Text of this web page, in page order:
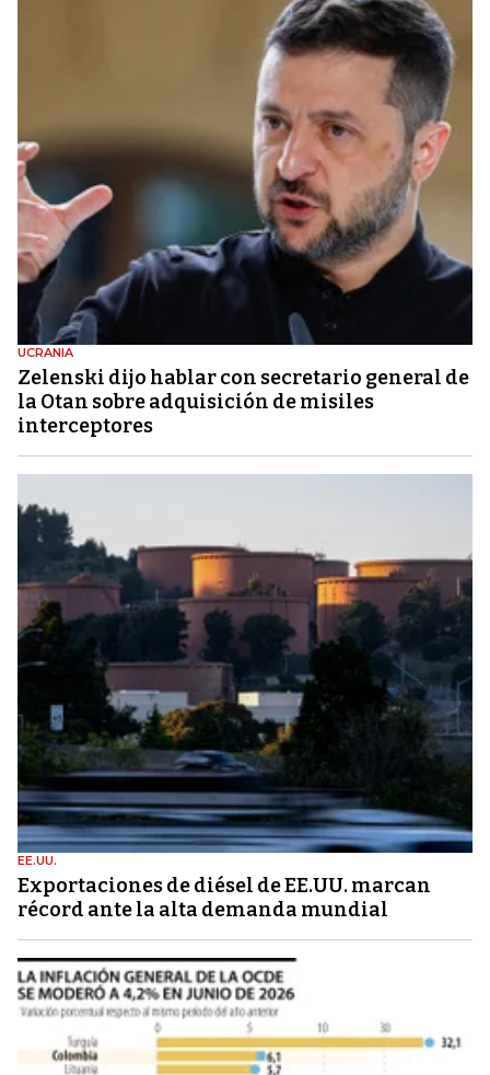
UCRANIA
Zelenski dijo hablar con secretario general de
la Otan sobre adquisición de misiles
interceptores
EE.UU.
Exportaciones de diésel de EE.UU. marcan
récord ante la alta demanda mundial